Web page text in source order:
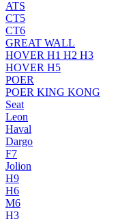
ATS
CT5
CT6
GREAT WALL
HOVER H1 H2 H3
HOVER H5
POER
POER KING KONG
Seat
Leon
Haval
Dargo
F7
Jolion
H9
H6
M6
H3